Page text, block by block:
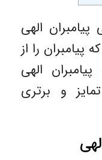
پیامبران الهی
را از
الهی
و برتری